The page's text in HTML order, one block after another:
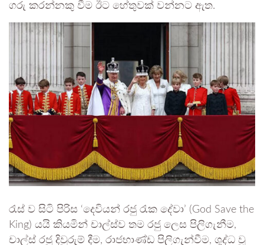
ගරු කරන්නකු වීම ඊට හේතුවක් වන්නට ඇත.
රැස් ව සිටි පිරිස ‘දෙවියන් රජු රැක දේවා’ (God Save the
King) යයි කියමින් චාල්ස්ව තම රජු ලෙස පිලිගැනීම,
චාල්ස් රජු දිවුරුම් දීම, රාජභාණ්ඩ පිලිගැන්වීම, ශුද්ධ වූ